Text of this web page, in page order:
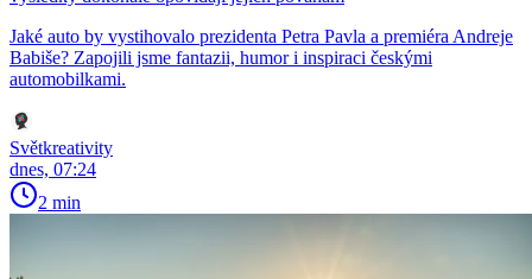
Jaké auto by vystihovalo prezidenta Petra Pavla a premiéra Andreje
Babiše? Zapojili jsme fantazii, humor i inspiraci českými
automobilkami.
Světkreativity
dnes, 07:24
2 min